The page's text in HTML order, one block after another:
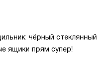
чёрный стеклянный
ящики прям супер!